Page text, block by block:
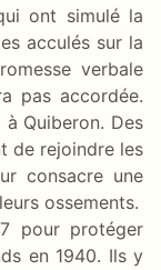
ont simulé la
acculés sur la
verbale
pas accordée.
à Quiberon. Des
de rejoindre les
consacre une
ossements.
pour protéger
en 1940. Ils y